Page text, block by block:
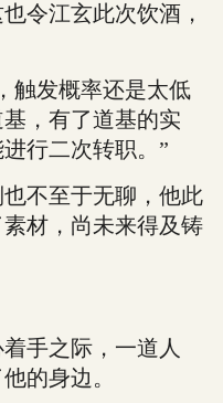
令江玄此次饮酒，
发概率还是太低
，有了道基的实
行二次转职。”
不至于无聊，他此
材，尚未来得及铸
手之际，一道人
的身边。